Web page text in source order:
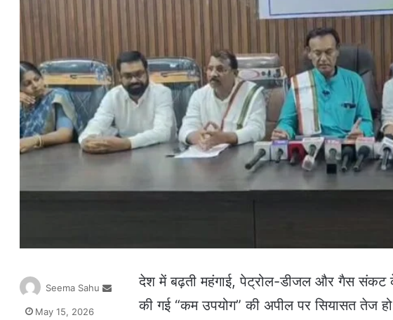
देश में बढ़ती महंगाई, पेट्रोल-डीजल और गैस संकट के
की गई “कम उपयोग” की अपील पर सियासत तेज
Seema Sahu
May 15, 2026